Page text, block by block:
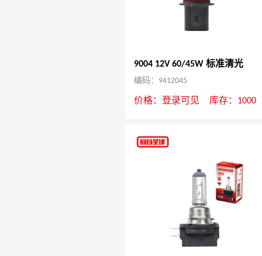
9004 12V 60/45W 标准清光
编码：9412045
价格： 登录可见 库存：1000